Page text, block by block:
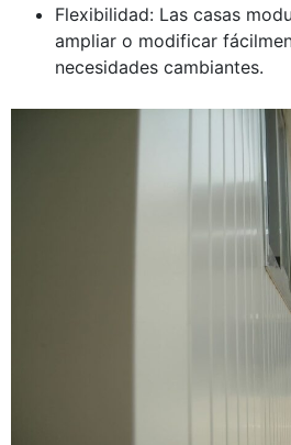
Flexibilidad: Las casas
ampliar o modificar
necesidades cambiantes.